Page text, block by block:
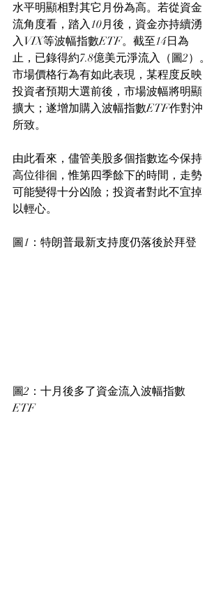
水平明顯相對其它月份為高。若從資金
流角度看，踏入10月後，資金亦持續湧
入VIX等波幅指數ETF。截至14日為
止，已錄得約7.8億美元淨流入（圖2）。
市場價格行為有如此表現，某程度反映
投資者預期大選前後，市場波幅將明顯
擴大；遂增加購入波幅指數ETF作對沖
所致。
由此看來，儘管美股多個指數迄今保持
高位徘徊，惟第四季餘下的時間，走勢
可能變得十分凶險；投資者對此不宜掉
以輕心。
圖1：特朗普最新支持度仍落後於拜登
圖2：十月後多了資金流入波幅指數
ETF